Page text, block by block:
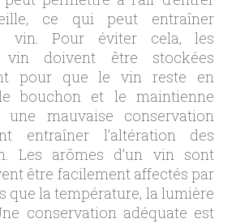
ce qui peut entraîner
vin. Pour éviter cela, les
doivent être stockées
pour que le vin reste en
bouchon et le maintienne
une mauvaise conservation
entraîner l’altération des
Les arômes d’un vin sont
être facilement affectés par
que la température, la lumière
conservation adéquate est